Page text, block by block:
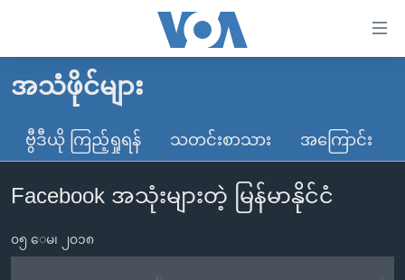
လွယ်ကူ
သည့်
များ
ပင်မ
မူလစာမျက်နှာ
မြန်မာ
ကမ္ဘာ့သတင်းများ
နိုင်ငံတကာ
တရုတ်
ဗွီဒီယို
ရပ်ဝန်းတခု လမ်းတခု အလွန်
အသံဖိုင်များ
ဗွီဒီယို ကြည့်ရှုရန် သတင်းစာသား အကြောင်း
Facebook အသုံးများတဲ့ မြန်မာနိုင်ငံ
၀၅ ေမ၊ ၂၀၁၈